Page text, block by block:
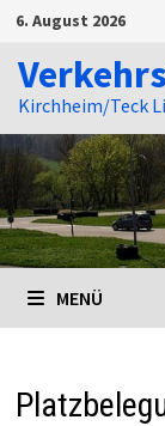
Zum
springen
6. August 2026
Kirchheim/Teck
MENÜ